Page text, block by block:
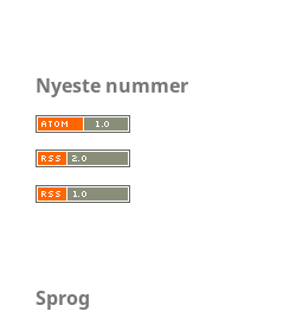
Nyeste nummer
Sprog